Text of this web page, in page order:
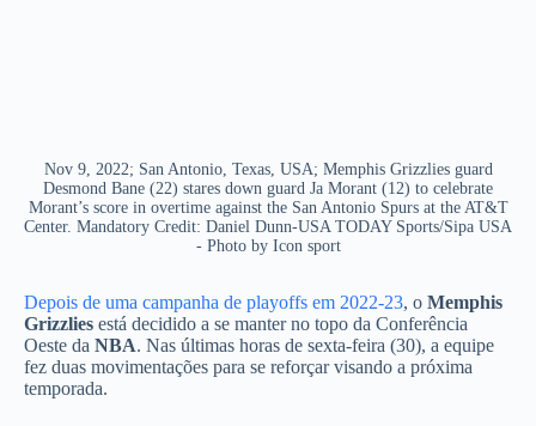
Nov 9, 2022; San Antonio, Texas, USA; Memphis Grizzlies guard
Desmond Bane (22) stares down guard Ja Morant (12) to celebrate
Morant’s score in overtime against the San Antonio Spurs at the AT&T
Center. Mandatory Credit: Daniel Dunn-USA TODAY Sports/Sipa USA
- Photo by Icon sport
Depois de uma campanha de playoffs em 2022-23, o Memphis
Grizzlies está decidido a se manter no topo da Conferência
Oeste da NBA. Nas últimas horas de sexta-feira (30), a equipe
fez duas movimentações para se reforçar visando a próxima
temporada.